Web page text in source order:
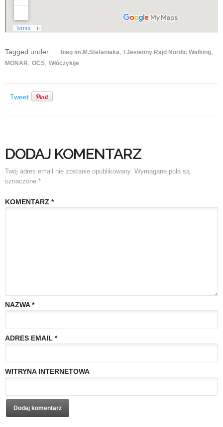
Tagged under: bieg im.M.Stefaniaka I Jesienny Rajd Nordic Walking
MONAR OCS Włóczykije
Tweet
DODAJ KOMENTARZ
Twój adres email nie zostanie opublikowany. Wymagane pola są
oznaczone *
KOMENTARZ *
NAZWA*
ADRES EMAIL *
WITRYNA INTERNETOWA